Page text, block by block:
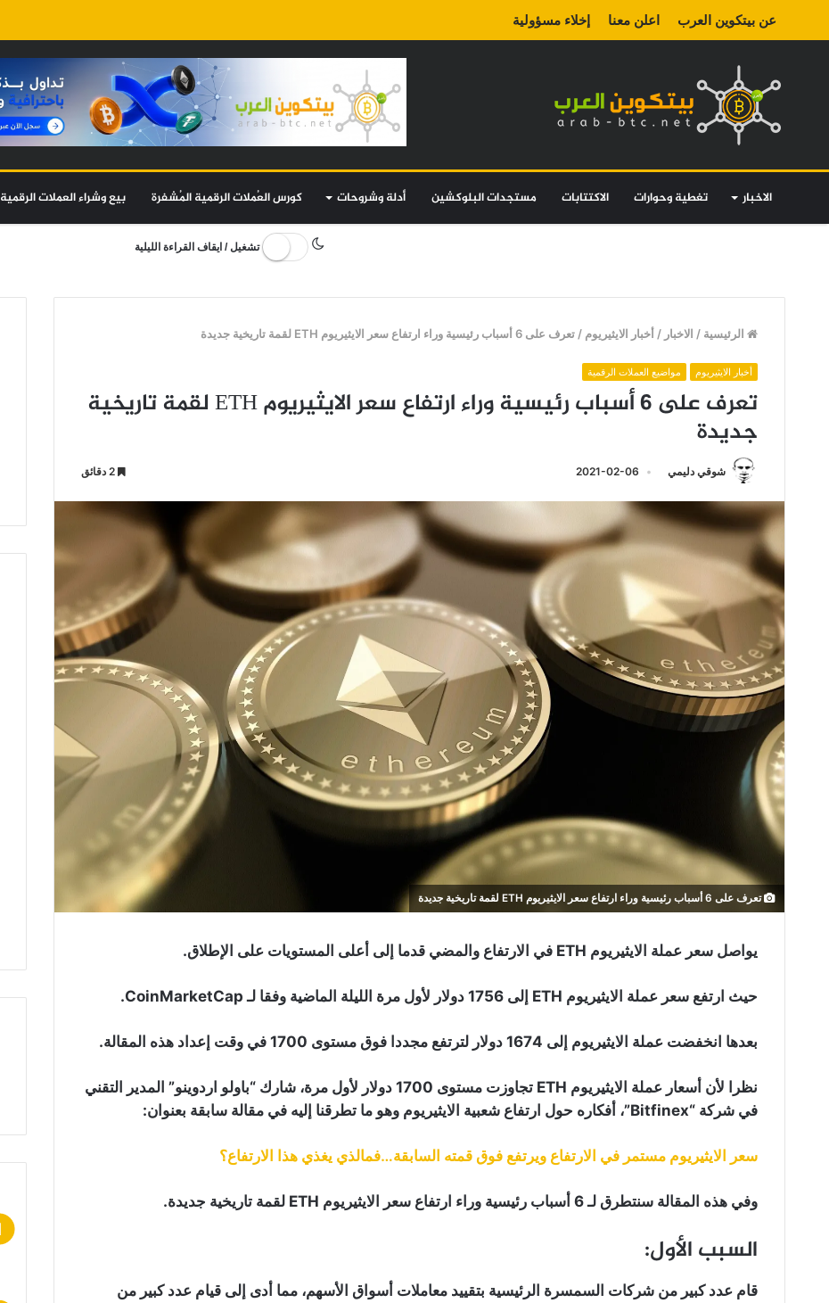
عن بيتكوين العرب اعلن معنا إخلاء مسؤولية
الاخبار تغطية وحوارات الاكتتابات مستجدات البلوكشين أدلة وشروحات كورس العُملات الرقمية المُشفرة بيع وشراء العملات الرقمية
تشغيل / ايقاف القراءة الليلية
الرئيسية / الاخبار / أخبار الايثيريوم / تعرف على 6 أسباب رئيسية وراء ارتفاع سعر الايثيريوم ETH لقمة تاريخية جديدة
أخبار الايثيريوم مواضيع العملات الرقمية
تعرف على 6 أسباب رئيسية وراء ارتفاع سعر الايثيريوم ETH لقمة تاريخية
جديدة
شوقي دليمي 2021-02-06 2 دقائق
تعرف على 6 أسباب رئيسية وراء ارتفاع سعر الايثيريوم ETH لقمة تاريخية جديدة
يواصل سعر عملة الايثيريوم ETH في الارتفاع والمضي قدما إلى أعلى المستويات على الإطلاق.
حيث ارتفع سعر عملة الايثيريوم ETH إلى 1756 دولار لأول مرة الليلة الماضية وفقا لـ CoinMarketCap.
بعدها انخفضت عملة الايثيريوم إلى 1674 دولار لترتفع مجددا فوق مستوى 1700 في وقت إعداد هذه المقالة.
نظرا لأن أسعار عملة الايثيريوم ETH تجاوزت مستوى 1700 دولار لأول مرة، شارك “باولو اردوينو” المدير التقني
في شركة “Bitfinex”، أفكاره حول ارتفاع شعبية الايثيريوم وهو ما تطرقنا إليه في مقالة سابقة بعنوان:
سعر الايثيريوم مستمر في الارتفاع ويرتفع فوق قمته السابقة…فمالذي يغذي هذا الارتفاع؟
وفي هذه المقالة سنتطرق لـ 6 أسباب رئيسية وراء ارتفاع سعر الايثيريوم ETH لقمة تاريخية جديدة.
السبب الأول:
قام عدد كبير من شركات السمسرة الرئيسية بتقييد معاملات أسواق الأسهم، مما أدى إلى قيام عدد كبير من